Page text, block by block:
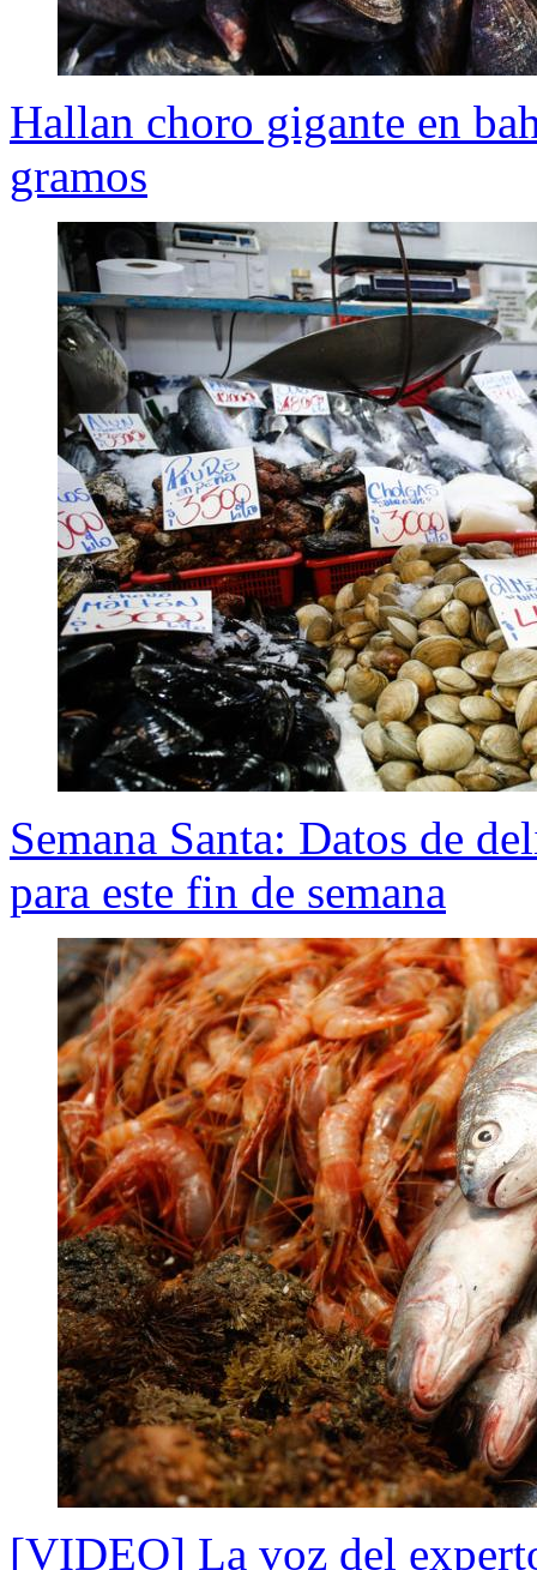
Hallan choro gigante en
gramos
Semana Santa: Datos de
para este fin de semana
[VIDEO] La voz del